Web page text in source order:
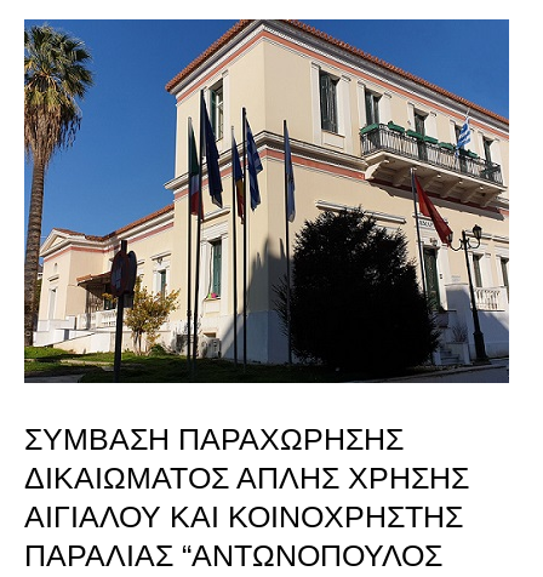
ΣΥΜΒΑΣΗ ΠΑΡΑΧΩΡΗΣΗΣ
ΔΙΚΑΙΩΜΑΤΟΣ ΑΠΛΗΣ ΧΡΗΣΗΣ
ΑΙΓΙΑΛΟΥ ΚΑΙ ΚΟΙΝΟΧΡΗΣΤΗΣ
ΠΑΡΑΛΙΑΣ “ΑΝΤΩΝΟΠΟΥΛΟΣ
ΣΥΜΒΑΣΗ
ΠΑΡΑΧΩΡΗΣΗΣ
ΔΙΚΑΙΩΜΑΤΟΣ
ΑΠΛΗΣ
ΧΡΗΣΗΣ
ΑΙΓΙΑΛΟΥ
ΚΑΙ
ΚΟΙΝΟΧΡΗΣΤΗΣ
“ΑΝΤΩΝΟΠΟΥΛΟΣ
ΔΗΜΗΤΡΙΟΣ”
(ΠΑΡΑΛΙΑ